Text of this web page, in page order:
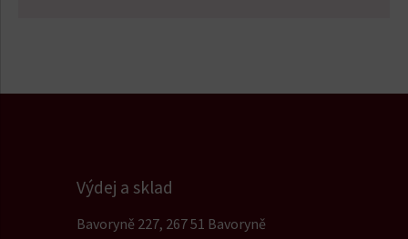
Výdej a sklad
Bavoryně 227, 267 51 Bavoryně